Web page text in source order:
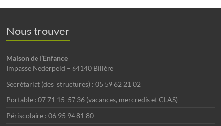
Nous trouver
Maison de l’Enfance
Impasse Nederpeld – 64140 Billère
Secrétariat (des structures) : 05 59 62 21 02
Portable : 07 71 15 57 36 (vacances, mercredis et CLAS)
Périscolaire : 06 95 94 81 80